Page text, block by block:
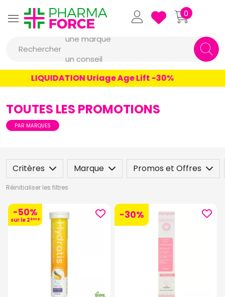
Pharmaforce Grande
0
Rechercher
une marque
un produit
une marque
LIQUIDATION Uriage Age Lift -30%
TOUTES LES PROMOTIONS
PAR MARQUES
Critères Marque Promos et Offres
Réinitialiser les filtres
-50%
sur le 2ème -30%